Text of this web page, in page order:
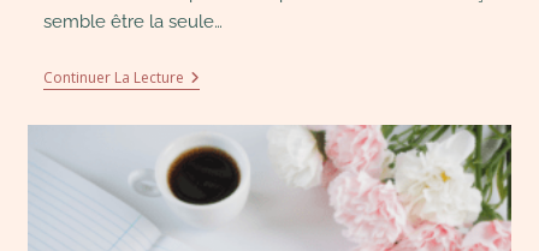
semble être la seule…
Continuer La Lecture